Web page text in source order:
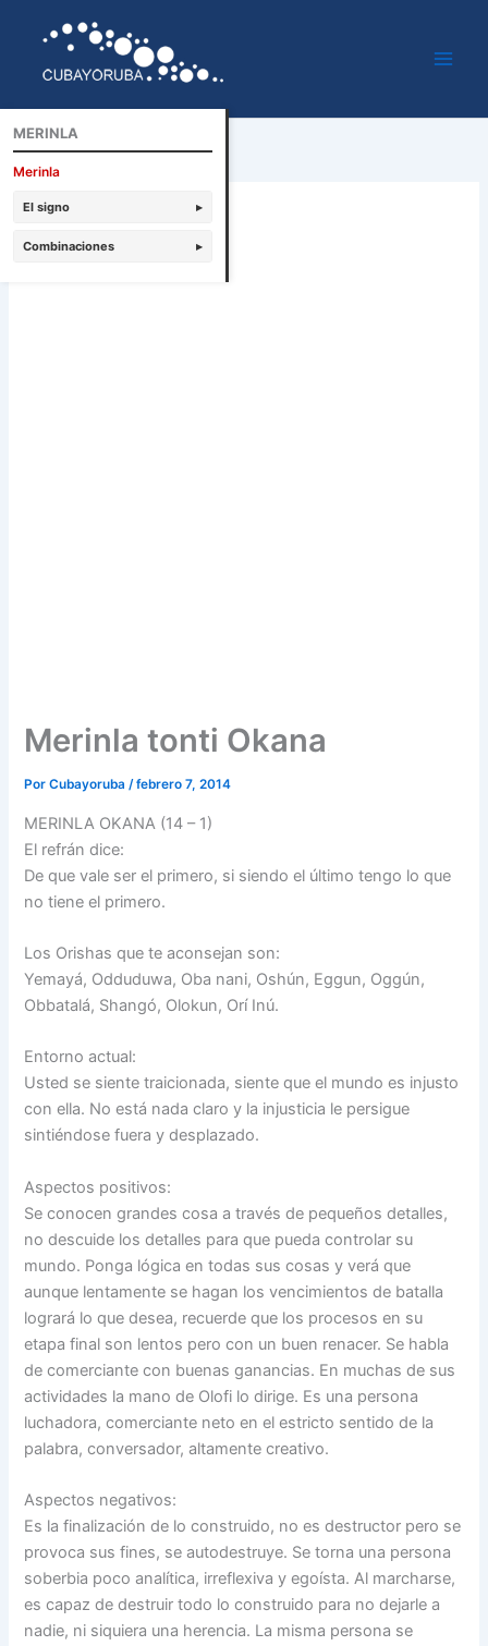
contenido
Merinla tonti Okana
PorCubayoruba/febrero 7, 2014
MERINLA OKANA (14 – 1)
El refrán dice:
De que vale ser el primero, si siendo el último tengo lo que
no tiene el primero.
Los Orishas que te aconsejan son:
Yemayá, Odduduwa, Oba nani, Oshún, Eggun, Oggún,
Obbatalá, Shangó, Olokun, Orí Inú.
Entorno actual:
Usted se siente traicionada, siente que el mundo es injusto
con ella. No está nada claro y la injusticia le persigue
sintiéndose fuera y desplazado.
Aspectos positivos:
Se conocen grandes cosa a través de pequeños detalles,
no descuide los detalles para que pueda controlar su
mundo. Ponga lógica en todas sus cosas y verá que
aunque lentamente se hagan los vencimientos de batalla
logrará lo que desea, recuerde que los procesos en su
etapa final son lentos pero con un buen renacer. Se habla
de comerciante con buenas ganancias. En muchas de sus
actividades la mano de Olofi lo dirige. Es una persona
luchadora, comerciante neto en el estricto sentido de la
palabra, conversador, altamente creativo.
Aspectos negativos:
Es la finalización de lo construido, no es destructor pero se
provoca sus fines, se autodestruye. Se torna una persona
soberbia poco analítica, irreflexiva y egoísta. Al marcharse,
es capaz de destruir todo lo construido para no dejarle a
nadie, ni siquiera una herencia. La misma persona se
MERINLA
Merinla
El signo ▸
Combinaciones ▸